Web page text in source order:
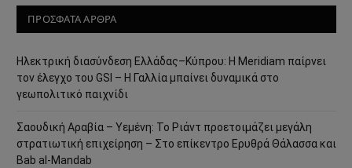
ΠΡΟΣΦΑΤΑ ΑΡΘΡΑ
Ηλεκτρική διασύνδεση Ελλάδας–Κύπρου: Η Meridiam παίρνει
τον έλεγχο του GSI – Η Γαλλία μπαίνει δυναμικά στο
γεωπολιτικό παιχνίδι
Σαουδική Αραβία – Υεμένη: Το Ριάντ προετοιμάζει μεγάλη
στρατιωτική επιχείρηση – Στο επίκεντρο Ερυθρά Θάλασσα και
Bab al-Mandab